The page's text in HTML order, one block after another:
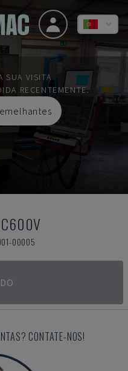
SUA VISITA
RECENTEMENTE.
C600V
00005
CONTATE-NOS!